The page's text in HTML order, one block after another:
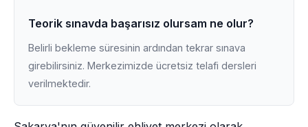
Teorik sınavda başarısız olursam ne olur?
Belirli bekleme süresinin ardından tekrar sınava
girebilirsiniz. Merkezimizde ücretsiz telafi dersleri
verilmektedir.